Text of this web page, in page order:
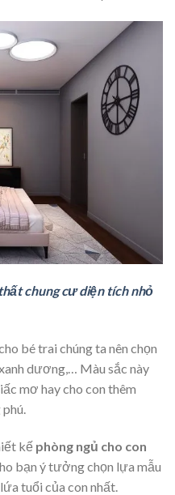
chung cư diện tích nhỏ
bé trai chúng ta nên chọn
dương,… Màu sắc này
mơ hay cho con thêm
kế phòng ngủ cho con
bạn ý tưởng chọn lựa mẫu
tuổi của con nhất.